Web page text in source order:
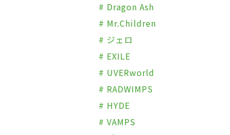
# Dragon Ash
# Mr.Children
# ジェロ
# EXILE
# UVERworld
# RADWIMPS
# HYDE
# VAMPS